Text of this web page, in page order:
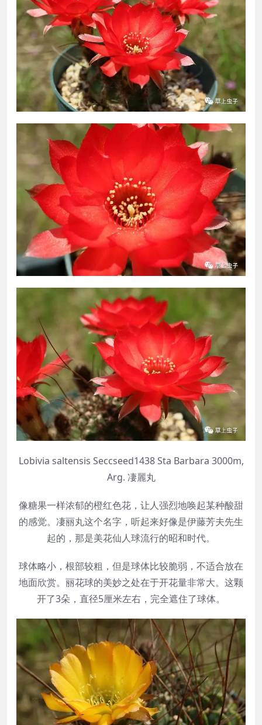
Lobivia saltensis Seccseed1438 Sta Barbara 3000m,
Arg. 凄麗丸
像糖果一样浓郁的橙红色花，让人强烈地唤起某种酸甜
的感觉。凄丽丸这个名字，听起来好像是伊藤芳夫先生
起的，那是美花仙人球流行的昭和时代。
球体略小，根部较粗，但是球体比较脆弱，不适合放在
地面欣赏。丽花球的美妙之处在于开花量非常大。这颗
开了3朵，直径5厘米左右，完全遮住了球体。